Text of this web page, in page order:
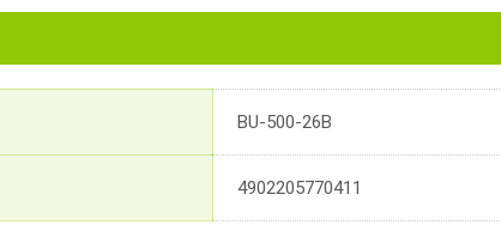
BU-500-26B
4902205770411